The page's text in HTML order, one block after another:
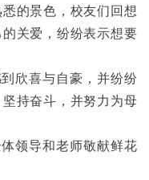
的景色，校友们回想
关爱，纷纷表示想要
欣喜与自豪，并纷纷
持奋斗，并努力为母
领导和老师敬献鲜花